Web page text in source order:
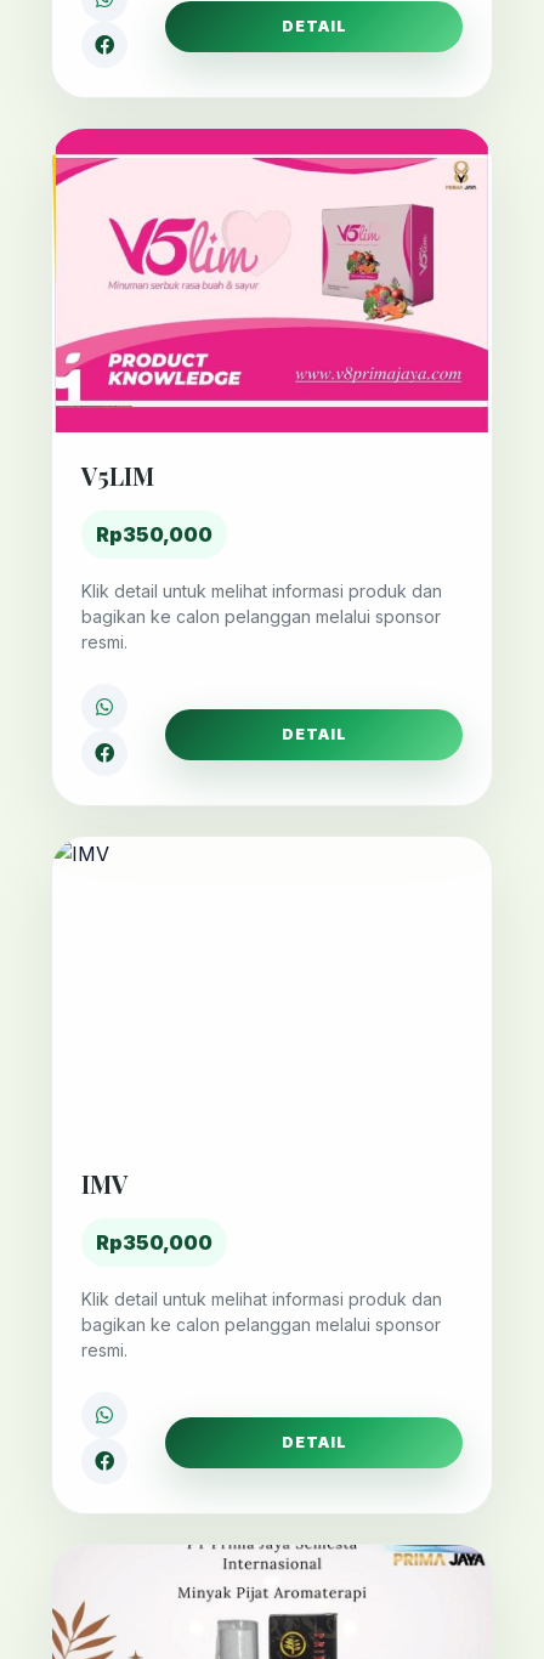
DETAIL
V5LIM
Rp350,000
Klik detail untuk melihat informasi produk dan
bagikan ke calon pelanggan melalui sponsor
resmi.
DETAIL
IMV
Rp350,000
Klik detail untuk melihat informasi produk dan
bagikan ke calon pelanggan melalui sponsor
resmi.
DETAIL